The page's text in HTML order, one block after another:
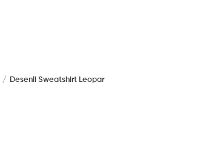
Desenli Sweatshirt Leopar